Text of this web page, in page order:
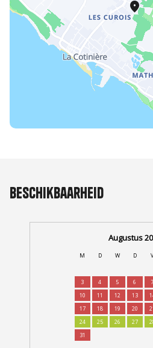
Beschikbaarheid